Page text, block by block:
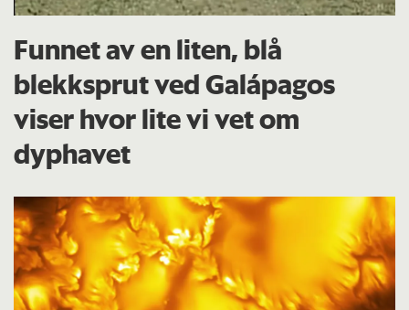
Funnet av en liten, blå
blekksprut ved Galápagos
viser hvor lite vi vet om
dyphavet